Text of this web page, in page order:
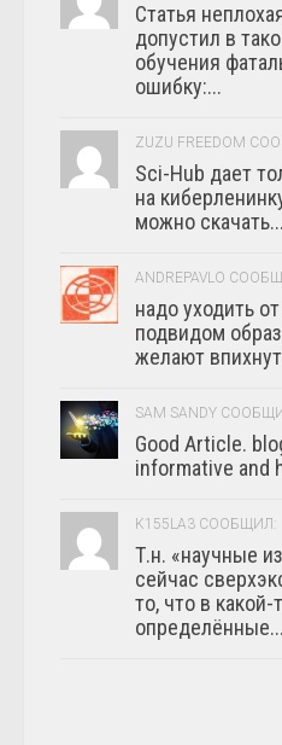
Статья
допустил в
обучения
ошибку:...
ZUZU FREEDOM
Sci-Hub дает
на
можно скачать...
ANDREPAVLO
надо уходить
подвидом
желают
SAM SANDY
Good Article.
informative and
K155LA3 СООБЩИЛ:
Т.н. «научные
сейчас
то, что в
определённые...